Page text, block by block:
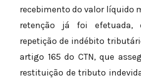
recebimento do valor líquido
retenção já foi efetuada,
repetição de indébito
artigo 165 do CTN, que
restituição de tributo